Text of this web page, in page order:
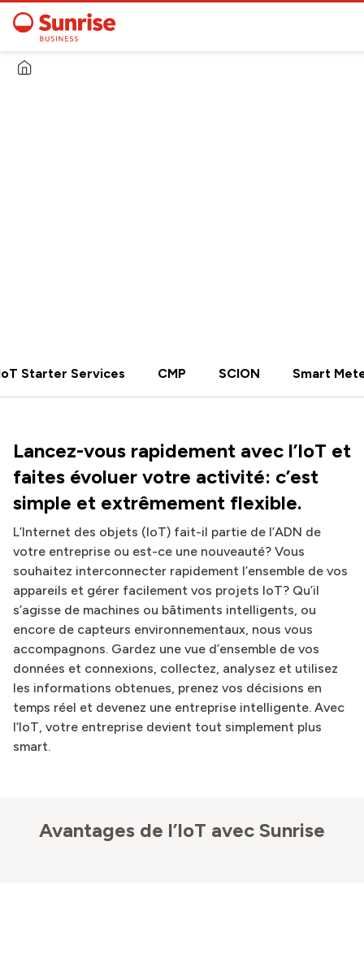
Starter Services CMP SCION Smart
Lancez-vous rapidement avec l’IoT et
faites évoluer votre activité: c’est
simple et extrêmement flexible.
L’Internet des objets (IoT) fait-il partie de l’ADN de
votre entreprise ou est-ce une nouveauté? Vous
souhaitez interconnecter rapidement l’ensemble de vos
appareils et gérer facilement vos projets IoT? Qu’il
s’agisse de machines ou bâtiments intelligents, ou
encore de capteurs environnementaux, nous vous
accompagnons. Gardez une vue d’ensemble de vos
données et connexions, collectez, analysez et utilisez
les informations obtenues, prenez vos décisions en
temps réel et devenez une entreprise intelligente. Avec
l’IoT, votre entreprise devient tout simplement plus
smart.
Avantages de l’IoT avec Sunrise